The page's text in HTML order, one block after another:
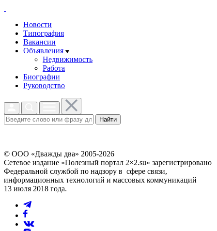
Новости
Типография
Вакансии
Объявления
Недвижимость
Работа
Биографии
Руководство
Найти
© ООО «Дважды два» 2005-2026
Сетевое издание «Полезный портал 2×2.su» зарегистрировано
Федеральной службой по надзору в сфере связи,
информационных технологий и массовых коммуникаций
13 июля 2018 года.